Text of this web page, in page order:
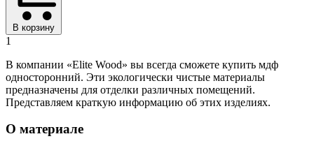
В корзину
1
В компании «Elite Wood» вы всегда сможете купить мдф
односторонний. Эти экологически чистые материалы
предназначены для отделки различных помещений.
Представляем краткую информацию об этих изделиях.
О материале